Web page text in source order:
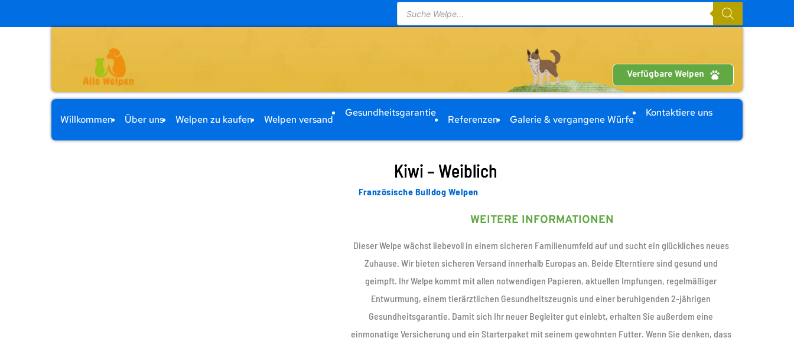
Products
search
Verfügbare Welpen
Willkommen Über uns Welpen zu kaufen Welpen versand
Gesundheitsgarantie
Referenzen Galerie & vergangene Würfe
Kontaktiere uns
Kiwi – Weiblich
Französische Bulldog Welpen
WEITERE INFORMATIONEN
Dieser Welpe wächst liebevoll in einem sicheren Familienumfeld auf und sucht ein glückliches neues
Zuhause. Wir bieten sicheren Versand innerhalb Europas an. Beide Elterntiere sind gesund und
geimpft. Ihr Welpe kommt mit allen notwendigen Papieren, aktuellen Impfungen, regelmäßiger
Entwurmung, einem tierärztlichen Gesundheitszeugnis und einer beruhigenden 2-jährigen
Gesundheitsgarantie. Damit sich Ihr neuer Begleiter gut einlebt, erhalten Sie außerdem eine
einmonatige Versicherung und ein Starterpaket mit seinem gewohnten Futter. Wenn Sie denken, dass